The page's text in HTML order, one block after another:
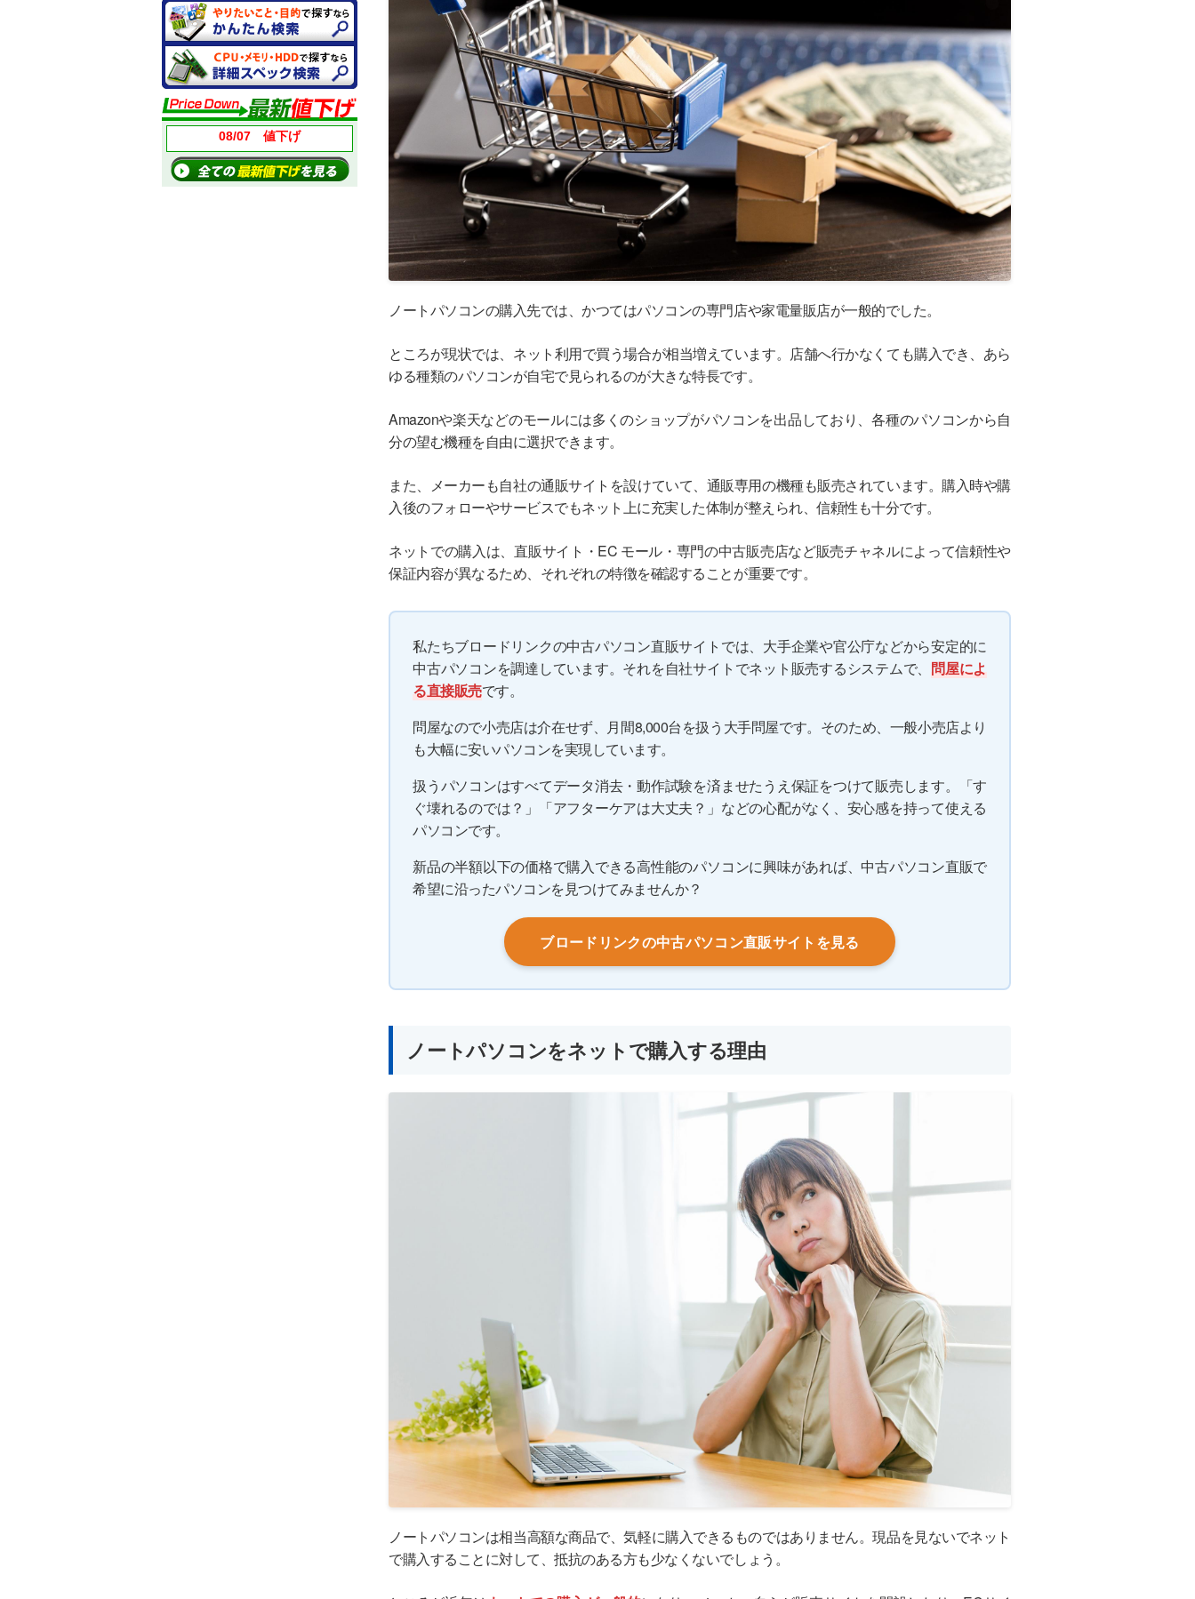
08/07 値下げ
ノートパソコンの購入先では、かつてはパソコンの専門店や家電量販店が一般的でした。
ところが現状では、ネット利用で買う場合が相当増えています。店舗へ行かなくても購入でき、あら
ゆる種類のパソコンが自宅で見られるのが大きな特長です。
Amazonや楽天などのモールには多くのショップがパソコンを出品しており、各種のパソコンから自
分の望む機種を自由に選択できます。
また、メーカーも自社の通販サイトを設けていて、通販専用の機種も販売されています。購入時や購
入後のフォローやサービスでもネット上に充実した体制が整えられ、信頼性も十分です。
ネットでの購入は、直販サイト・EC モール・専門の中古販売店など販売チャネルによって信頼性や
保証内容が異なるため、それぞれの特徴を確認することが重要です。
私たちブロードリンクの中古パソコン直販サイトでは、大手企業や官公庁などから安定的に
中古パソコンを調達しています。それを自社サイトでネット販売するシステムで、 問屋によ
る直接販売です。
問屋なので小売店は介在せず、月間8,000台を扱う大手問屋です。そのため、一般小売店より
も大幅に安いパソコンを実現しています。
扱うパソコンはすべてデータ消去・動作試験を済ませたうえ保証をつけて販売します。「す
ぐ壊れるのでは？」「アフターケアは大丈夫？」などの心配がなく、安心感を持って使える
パソコンです。
新品の半額以下の価格で購入できる高性能のパソコンに興味があれば、中古パソコン直販で
希望に沿ったパソコンを見つけてみませんか？
ブロードリンクの中古パソコン直販サイトを見る
ノートパソコンをネットで購入する理由
ノートパソコンは相当高額な商品で、気軽に購入できるものではありません。現品を見ないでネット
で購入することに対して、抵抗のある方も少なくないでしょう。